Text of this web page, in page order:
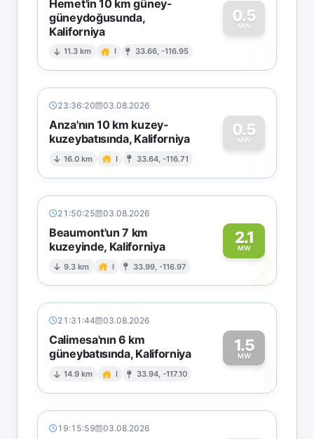
Hemet'in 10 km güney-
güneydoğusunda,
Kaliforniya
11.3 km I 33.66, -116.95
0.5
MW
0
23:36:20 03.08.2026
Anza'nın 10 km kuzey-
kuzeybatısında, Kaliforniya
16.0 km I 33.64, -116.71
0.5
MW
0
21:50:25 03.08.2026
Beaumont'un 7 km
kuzeyinde, Kaliforniya
9.3 km I 33.99, -116.97
2.1
MW2
21:31:44 03.08.2026
Calimesa'nın 6 km
güneybatısında, Kaliforniya
14.9 km I 33.94, -117.10
1.5
MW1
19:15:59 03.08.2026